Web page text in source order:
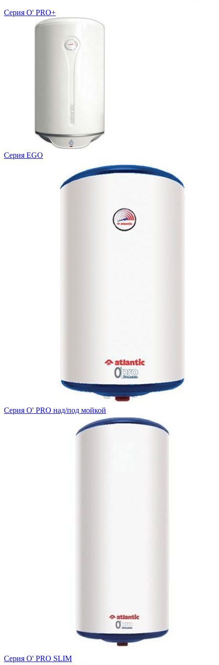
Серия O' PRO+
Серия EGO
Серия O' PRO над/под мойкой
Серия O' PRO SLIM